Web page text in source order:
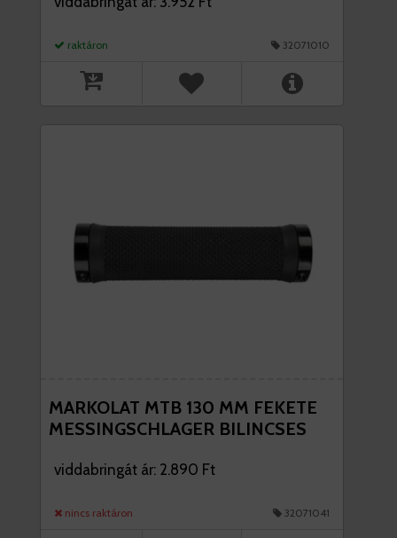
raktáron 32071010
MARKOLAT MTB 130 MM FEKETE
MESSINGSCHLAGER BILINCSES
viddabringát ár: 2.890 Ft
nincs raktáron 32071041